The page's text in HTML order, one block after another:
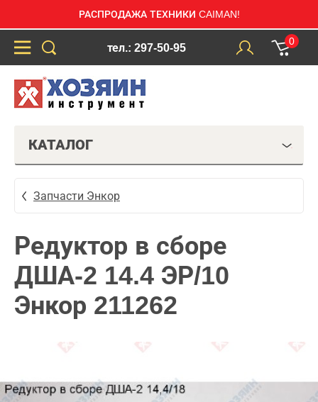
РАСПРОДАЖА ТЕХНИКИ CAIMAN!
тел.: 297-50-95
0
КАТАЛОГ
Запчасти Энкор
Редуктор в сборе
ДША-2 14.4 ЭР/10
Энкор 211262